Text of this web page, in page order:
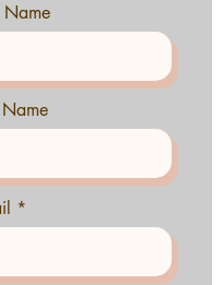
Name
Name